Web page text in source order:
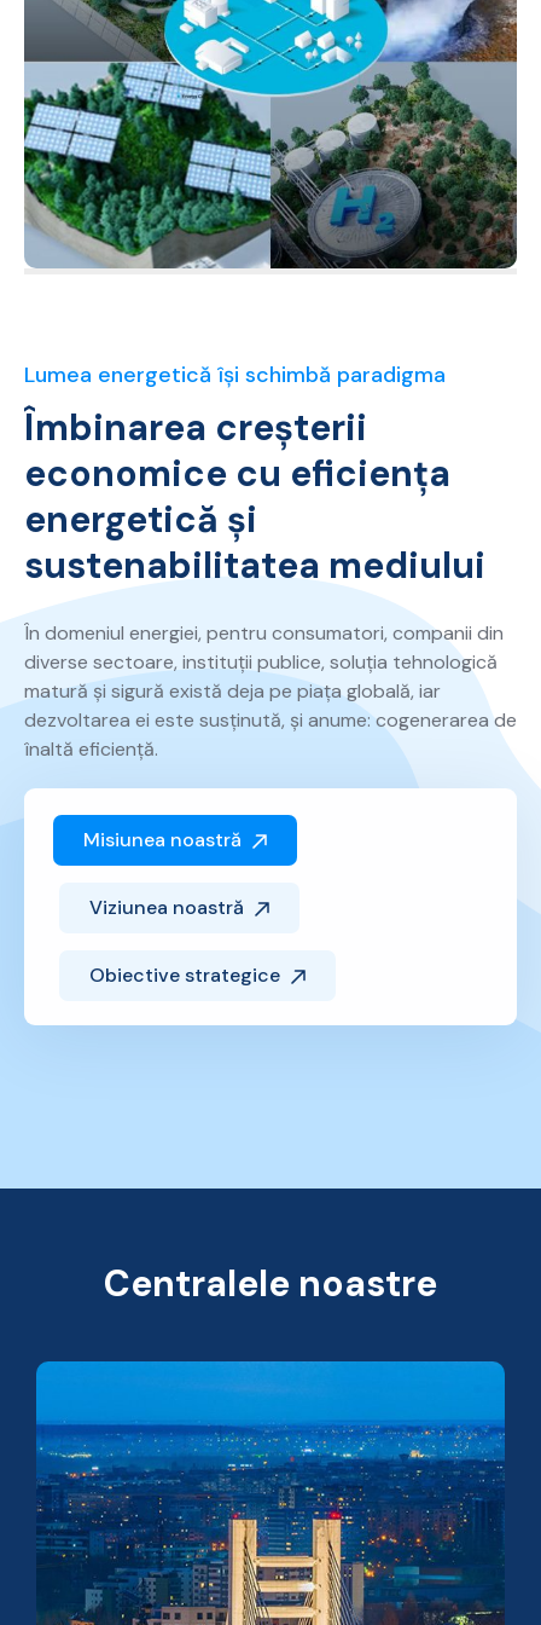
Lumea energetică își schimbă paradigma
Îmbinarea creșterii
economice cu eficiența
energetică și
sustenabilitatea mediului
În domeniul energiei, pentru consumatori, companii din
diverse sectoare, instituții publice, soluția tehnologică
matură și sigură există deja pe piața globală, iar
dezvoltarea ei este susținută, și anume: cogenerarea de
înaltă eficiență.
Misiunea noastră
Viziunea noastră
Obiective strategice
Centralele noastre